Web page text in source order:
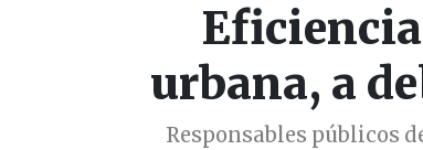
urbana, a
Responsables públicos